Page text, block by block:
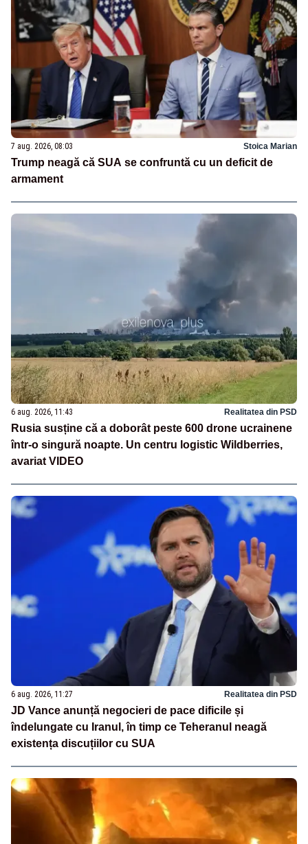
7 aug. 2026, 08:03 Stoica Marian
Trump neagă că SUA se confruntă cu un deficit de
armament
6 aug. 2026, 11:43 Realitatea din PSD
Rusia susține că a doborât peste 600 drone ucrainene
într-o singură noapte. Un centru logistic Wildberries,
avariat VIDEO
6 aug. 2026, 11:27 Realitatea din PSD
JD Vance anunță negocieri de pace dificile și
îndelungate cu Iranul, în timp ce Teheranul neagă
existența discuțiilor cu SUA